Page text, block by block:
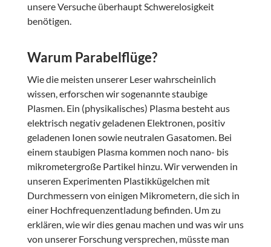
unsere Versuche überhaupt Schwerelosigkeit
benötigen.
Warum Parabelflüge?
Wie die meisten unserer Leser wahrscheinlich
wissen, erforschen wir sogenannte staubige
Plasmen. Ein (physikalisches) Plasma besteht aus
elektrisch negativ geladenen Elektronen, positiv
geladenen Ionen sowie neutralen Gasatomen. Bei
einem staubigen Plasma kommen noch nano- bis
mikrometergroße Partikel hinzu. Wir verwenden in
unseren Experimenten Plastikkügelchen mit
Durchmessern von einigen Mikrometern, die sich in
einer Hochfrequenzentladung befinden. Um zu
erklären, wie wir dies genau machen und was wir uns
von unserer Forschung versprechen, müsste man